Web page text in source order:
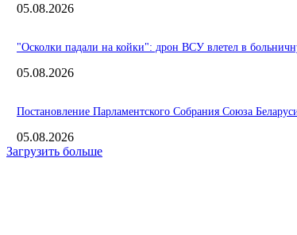
05.08.2026
"Осколки падали на койки": дрон ВСУ влетел в
05.08.2026
Постановление Парламентского Собрания Союза
05.08.2026
Загрузить больше